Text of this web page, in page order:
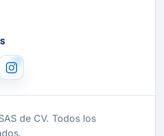
de CV. Todos los